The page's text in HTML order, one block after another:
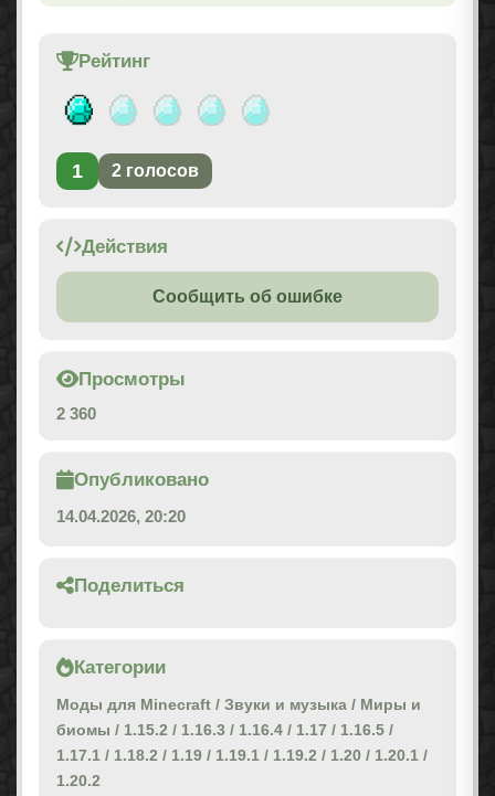
Рейтинг
1 2 голосов
Действия
Сообщить об ошибке
Просмотры
2 360
Опубликовано
14.04.2026, 20:20
Поделиться
Категории
Моды для Minecraft / Звуки и музыка / Миры и
биомы / 1.15.2 / 1.16.3 / 1.16.4 / 1.17 / 1.16.5 /
1.17.1 / 1.18.2 / 1.19 / 1.19.1 / 1.19.2 / 1.20 / 1.20.1 /
1.20.2